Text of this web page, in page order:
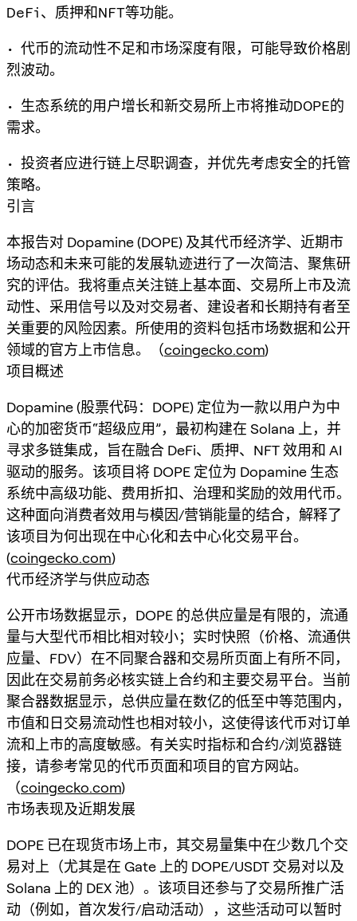
DeFi、质押和NFT等功能。
• 代币的流动性不足和市场深度有限，可能导致价格剧
烈波动。
• 生态系统的用户增长和新交易所上市将推动DOPE的
需求。
• 投资者应进行链上尽职调查，并优先考虑安全的托管
策略。
引言
本报告对 Dopamine (DOPE) 及其代币经济学、近期市
场动态和未来可能的发展轨迹进行了一次简洁、聚焦研
究的评估。我将重点关注链上基本面、交易所上市及流
动性、采用信号以及对交易者、建设者和长期持有者至
关重要的风险因素。所使用的资料包括市场数据和公开
领域的官方上市信息。（coingecko.com)
项目概述
Dopamine (股票代码：DOPE) 定位为一款以用户为中
心的加密货币“超级应用”，最初构建在 Solana 上，并
寻求多链集成，旨在融合 DeFi、质押、NFT 效用和 AI
驱动的服务。该项目将 DOPE 定位为 Dopamine 生态
系统中高级功能、费用折扣、治理和奖励的效用代币。
这种面向消费者效用与模因/营销能量的结合，解释了
该项目为何出现在中心化和去中心化交易平台。
(coingecko.com)
代币经济学与供应动态
公开市场数据显示，DOPE 的总供应量是有限的，流通
量与大型代币相比相对较小；实时快照（价格、流通供
应量、FDV）在不同聚合器和交易所页面上有所不同，
因此在交易前务必核实链上合约和主要交易平台。当前
聚合器数据显示，总供应量在数亿的低至中等范围内，
市值和日交易流动性也相对较小，这使得该代币对订单
流和上市的高度敏感。有关实时指标和合约/浏览器链
接，请参考常见的代币页面和项目的官方网站。
（coingecko.com)
市场表现及近期发展
DOPE 已在现货市场上市，其交易量集中在少数几个交
易对上（尤其是在 Gate 上的 DOPE/USDT 交易对以及
Solana 上的 DEX 池）。该项目还参与了交易所推广活
动（例如，首次发行/启动活动），这些活动可以暂时